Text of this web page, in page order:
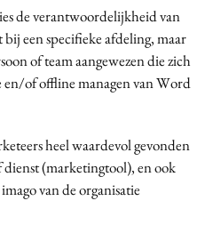
de verantwoordelijkheid van
een specifieke afdeling, maar
of team aangewezen die zich
of offline managen van Word
heel waardevol gevonden
(marketingtool), en ook
van de organisatie